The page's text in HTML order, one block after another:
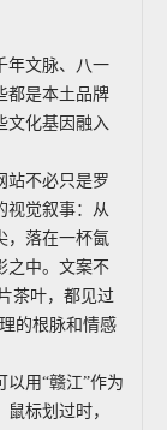
文脉、八一
都是本土品牌
文化基因融入
站不必只是罗
视觉叙事：从
，落在一杯氤
之中。文案不
茶叶，都见过
的根脉和情感
用“赣江”作为
标划过时，